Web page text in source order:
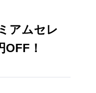
アムセレ
！